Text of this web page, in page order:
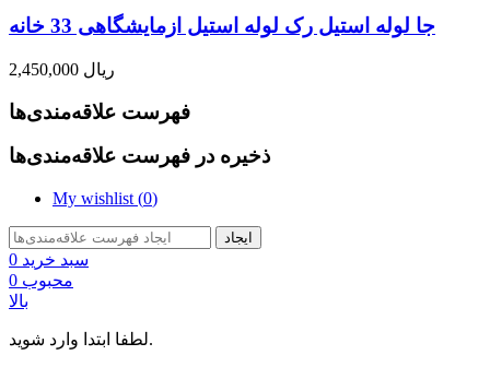
جا لوله استیل رک لوله استیل ازمایشگاهی 33 خانه
2,450,000 ریال
فهرست علاقه‌مندی‌ها
ذخیره در فهرست علاقه‌مندی‌ها
My wishlist (0)
ایجاد
سبد خرید 0
محبوب 0
بالا
لطفا ابتدا وارد شوید.